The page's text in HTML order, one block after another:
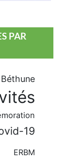
PAR
Béthune
19
ERBM